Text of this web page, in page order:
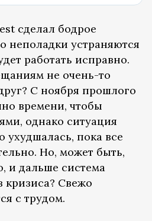
сделал бодрое
неполадки устраняются
работать исправно.
не очень-то
С ноября прошлого
времени, чтобы
однако ситуация
ухудшалась, пока все
Но, может быть,
и дальше система
кризиса? Свежо
с трудом.